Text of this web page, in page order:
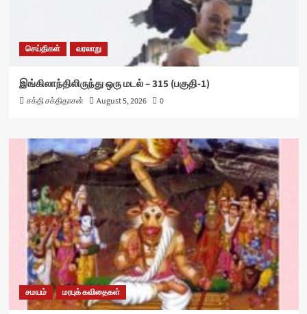
செய்திகள் வரலாறு
இங்கிலாந்திலிருந்து ஒரு மடல் – 315 (பகுதி-1)
சக்தி சக்திதாசன் August 5, 2026 0
சமயம் மரபுக் கவிதைகள்